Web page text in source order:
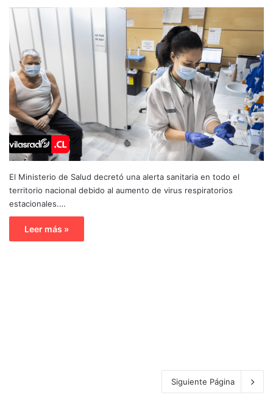
El Ministerio de Salud decretó una alerta sanitaria en todo el
territorio nacional debido al aumento de virus respiratorios
estacionales.…
Leer más »
Siguiente Página